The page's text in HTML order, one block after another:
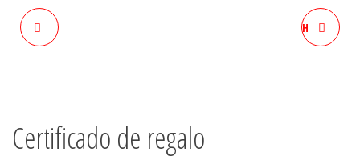
COLLAR DE PLATA AMAZIGH
Certificado de regalo